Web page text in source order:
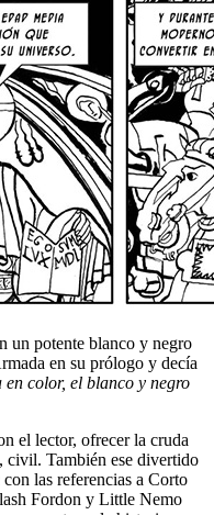
un potente blanco y negro
en su prólogo y decía
color, el blanco y negro
el lector, ofrecer la cruda
civil. También ese divertido
las referencias a Corto
Fordon y Little Nemo